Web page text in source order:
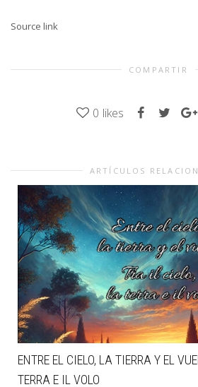
Source link
COMPARTIR
0 likes
ARTÍCULOS
ENTRE EL CIELO, LA TIERRA Y EL
TERRA E IL VOLO